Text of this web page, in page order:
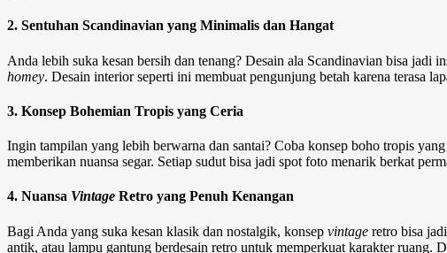
2. Sentuhan Scandinavian yang Minimalis dan Hangat
Anda lebih suka kesan bersih dan tenang? Desain ala Scandinavian bisa jadi
homey. Desain interior seperti ini membuat pengunjung betah karena terasa
3. Konsep Bohemian Tropis yang Ceria
Ingin tampilan yang lebih berwarna dan santai? Coba konsep boho tropis
memberikan nuansa segar. Setiap sudut bisa jadi spot foto menarik berkat
4. Nuansa Vintage Retro yang Penuh Kenangan
Bagi Anda yang suka kesan klasik dan nostalgik, konsep vintage retro bisa
antik, atau lampu gantung berdesain retro untuk memperkuat karakter ruang.